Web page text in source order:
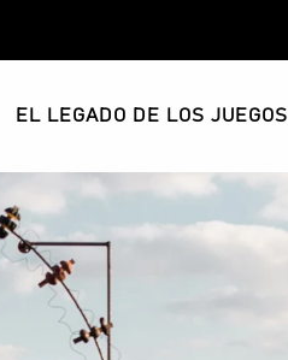
EL LEGADO DE LOS JUEGOS